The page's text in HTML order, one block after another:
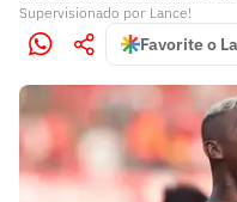
Supervisionado por Lance!
Favorite o